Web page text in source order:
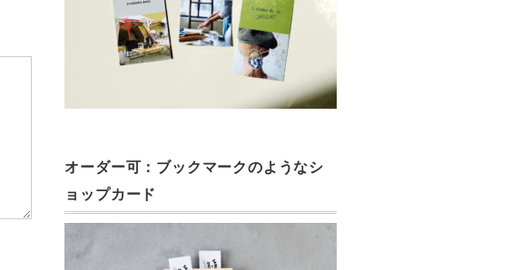
オーダー可：ブックマークのようなシ
ョップカード